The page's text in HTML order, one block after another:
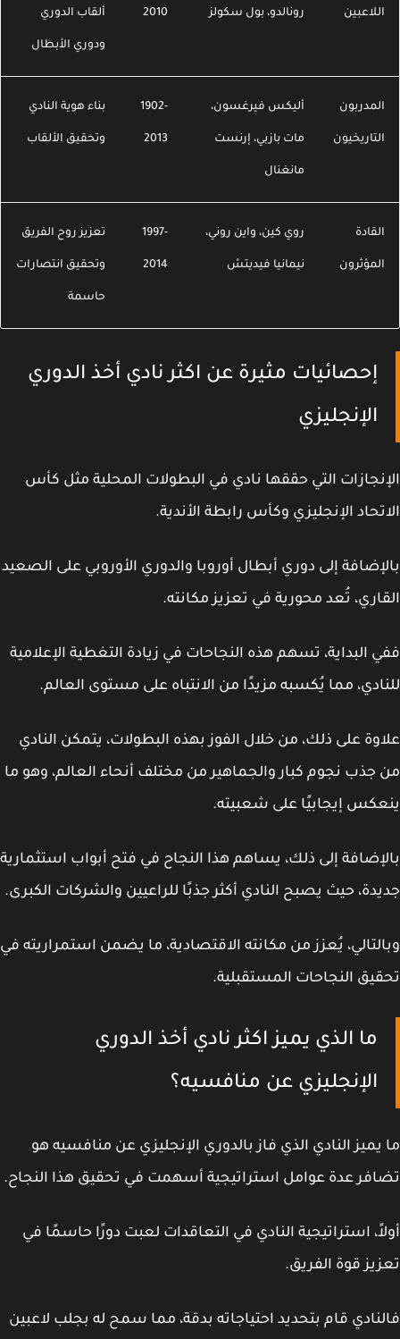
اللاعبين رونالدو، بول سكولز 2010 ألقاب الدوري
ودوري الأبطال
المدربون
التاريخيون
أليكس فيرغسون،
مات بازبي، إرنست
مانغنال
1902-
2013
بناء هوية النادي
وتحقيق الألقاب
القادة
المؤثرون
روي كين، واين روني،
نيمانيا فيديتش
1997-
2014
تعزيز روح الفريق
وتحقيق انتصارات
حاسمة
إحصائيات مثيرة عن اكثر نادي أخذ الدوري
الإنجليزي
التي حققها نادي في البطولات المحلية مثل كأس
الإنجليزي وكأس رابطة الأندية.
إلى دوري أبطال أوروبا والدوري الأوروبي على الصعيد
تُعد محورية في تعزيز مكانته.
البداية، تسهم هذه النجاحات في زيادة التغطية الإعلامية
مما يُكسبه مزيدًا من الانتباه على مستوى العالم.
على ذلك، من خلال الفوز بهذه البطولات، يتمكن النادي
جذب نجوم كبار والجماهير من مختلف أنحاء العالم، وهو ما
إيجابيًا على شعبيته.
إلى ذلك، يساهم هذا النجاح في فتح أبواب استثمارية
حيث يصبح النادي أكثر جذبًا للراعيين والشركات الكبرى.
يُعزز من مكانته الاقتصادية، ما يضمن استمراريته في
النجاحات المستقبلية.
ما الذي يميز اكثر نادي أخذ الدوري
الإنجليزي عن منافسيه؟
النادي الذي فاز بالدوري الإنجليزي عن منافسيه هو
عدة عوامل استراتيجية أسهمت في تحقيق هذا النجاح.
استراتيجية النادي في التعاقدات لعبت دورًا حاسمًا في
قوة الفريق.
قام بتحديد احتياجاته بدقة، مما سمح له بجلب لاعبين